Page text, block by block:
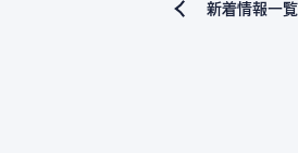
新着情報一